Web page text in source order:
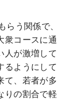
う関係で、
衆コースに通
人が激増して
るようにして
て、若者が多
りの割合で軽